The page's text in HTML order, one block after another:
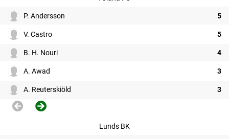
P. Andersson 5
V. Castro 5
B. H. Nouri 4
A. Awad 3
A. Reuterskiöld 3
Lunds BK